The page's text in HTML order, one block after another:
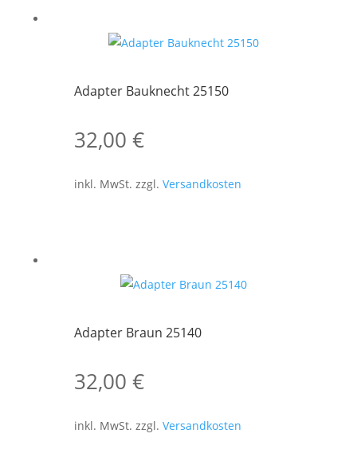
Adapter Bauknecht 25150
32,00€
inkl. MwSt. zzgl.Versandkosten
Adapter Braun 25140
32,00€
inkl. MwSt. zzgl.Versandkosten